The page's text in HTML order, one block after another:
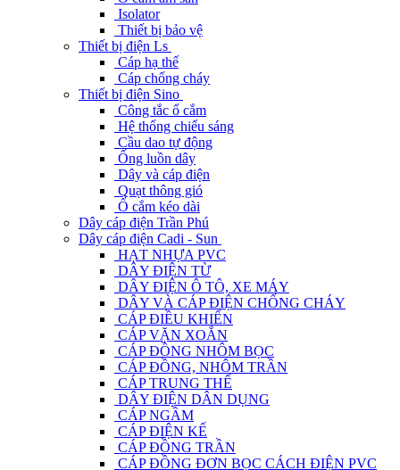
Isolator
Thiết bị bảo vệ
Thiết bị điện Ls
Cáp hạ thế
Cáp chống cháy
Thiết bị điện Sino
Công tắc ổ cắm
Hệ thống chiếu sáng
Cầu dao tự động
Ống luồn dây
Dây và cáp điện
Quạt thông gió
Ổ cắm kéo dài
Dây cáp điện Trần Phú
Dây cáp điện Cadi - Sun
HẠT NHỰA PVC
DÂY ĐIỆN TỪ
DÂY ĐIỆN Ô TÔ, XE MÁY
DÂY VÀ CÁP ĐIỆN CHỐNG CHÁY
CÁP ĐIỀU KHIỂN
CÁP VẶN XOẮN
CÁP ĐỒNG NHÔM BỌC
CÁP ĐỒNG, NHÔM TRẦN
CÁP TRUNG THẾ
DÂY ĐIỆN DÂN DỤNG
CÁP NGẦM
CÁP ĐIỆN KẾ
CÁP ĐỒNG TRẦN
CÁP ĐỒNG ĐƠN BỌC CÁCH ĐIỆN PVC